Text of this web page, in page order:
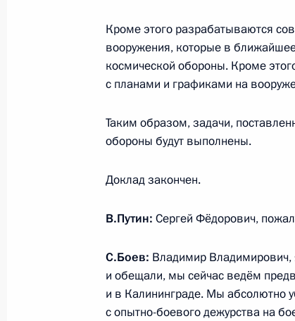
25 ноября 2013 года,
Встреча с Романо Проди
25 ноября 2013 года, 23:20 Рим
Встреча с руководителем
24 ноября 2013 года,
Заявление Владимира Путина
переговоров по иранской
Кроме этого разрабатываются
вооружения, которые в
космической обороны. Кроме
с планами и графиками на
Таким образом, задачи,
обороны будут выполнены.
Доклад закончен.
В.Путин: Сергей Фёдорович,
С.Боев: Владимир Владимирович,
и обещали, мы сейчас ведём
и в Калининграде. Мы абсолютно
с опытно-боевого дежурства на